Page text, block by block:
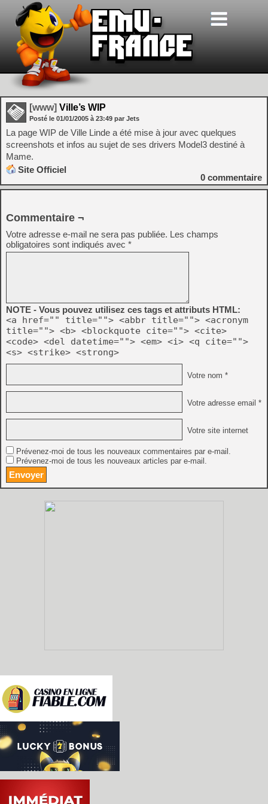
[www] Ville’s WIP
Posté le 01/01/2005 à 23:49 par Jets
La page WIP de Ville Linde a été mise à jour avec quelques
screenshots et infos au sujet de ses drivers Model3 destiné à
Mame.
Site Officiel
0 commentaire
Commentaire ¬
Votre adresse e-mail ne sera pas publiée. Les champs
obligatoires sont indiqués avec *
NOTE - Vous pouvez utilisez ces tags et attributs HTML:
<a href="" title=""> <abbr title=""> <acronym
title=""> <b> <blockquote cite=""> <cite>
<code> <del datetime=""> <em> <i> <q cite="">
<s> <strike> <strong>
Votre nom *
Votre adresse email *
Votre site internet
Prévenez-moi de tous les nouveaux commentaires par e-mail.
Prévenez-moi de tous les nouveaux articles par e-mail.